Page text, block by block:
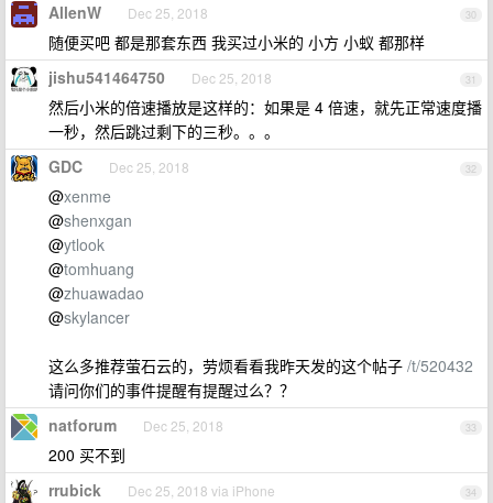
30
AllenW Dec 25, 2018
随便买吧 都是那套东西 我买过小米的 小方 小蚁 都那样
31
jishu541464750 Dec 25, 2018
然后小米的倍速播放是这样的：如果是 4 倍速，就先正常速度播
一秒，然后跳过剩下的三秒。。。
32
GDC Dec 25, 2018
@xenme
@shenxgan
@ytlook
@tomhuang
@zhuawadao
@skylancer
这么多推荐萤石云的，劳烦看看我昨天发的这个帖子 /t/520432
请问你们的事件提醒有提醒过么？？
33
natforum Dec 25, 2018
200 买不到
34
rrubick Dec 25, 2018 via iPhone